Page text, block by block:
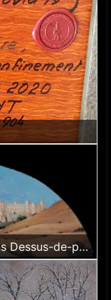
(H.B-905)- Oumnass et ses environs Dessus-de-porte